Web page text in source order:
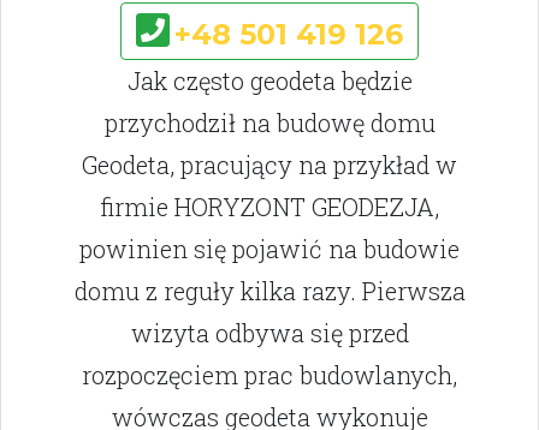
+48 501 419 126
Jak często geodeta będzie
przychodził na budowę domu
Geodeta, pracujący na przykład w
firmie HORYZONT GEODEZJA,
powinien się pojawić na budowie
domu z reguły kilka razy. Pierwsza
wizyta odbywa się przed
rozpoczęciem prac budowlanych,
wówczas geodeta wykonuje